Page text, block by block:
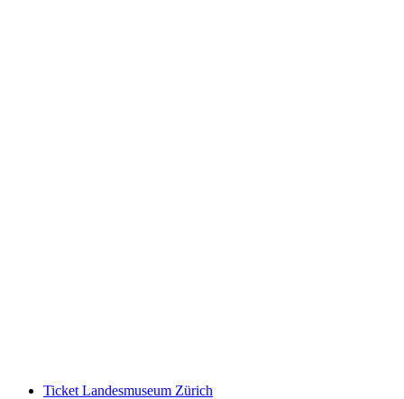
Ticket Landesmuseum Zürich